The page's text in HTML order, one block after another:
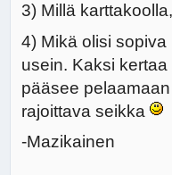
3) Millä
4) Mikä olisi
usein. Kaksi
pääsee
rajoittava seikka
-Mazikainen